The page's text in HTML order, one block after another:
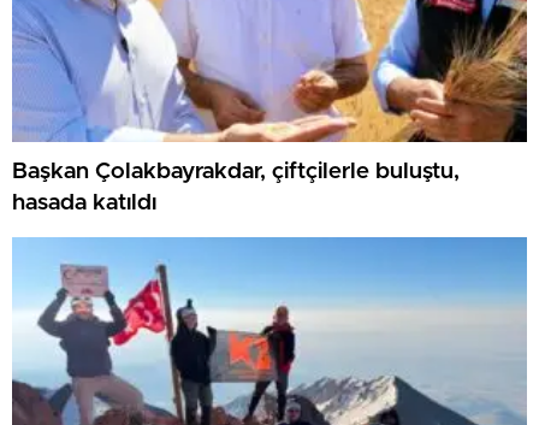
Başkan Çolakbayrakdar, çiftçilerle buluştu,
hasada katıldı